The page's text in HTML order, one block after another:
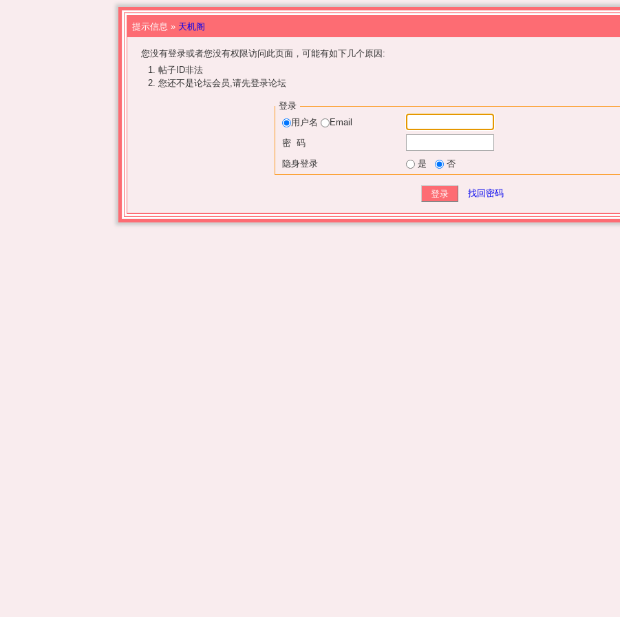
提示信息 » 天机阁
您没有登录或者您没有权限访问此页面，可能有如下几个原因:
帖子ID非法
您还不是论坛会员,请先登录论坛
登录
用户名
Email
密 码
隐身登录
是 否
找回密码